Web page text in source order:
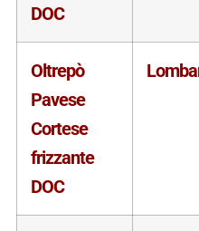
DOC
Oltrepò
Pavese
Cortese
frizzante
DOC